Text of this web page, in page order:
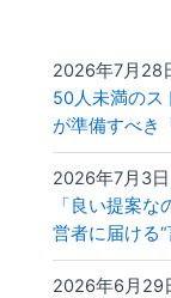
50人未満のス
が準備すべき
2026年7月28
「良い提案
営者に届ける
2026年7月3日
2026年6月29